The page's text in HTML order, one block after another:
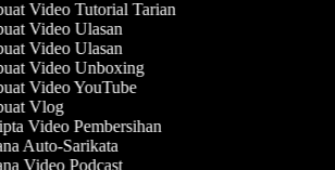
Video Tutorial Tarian
Video Ulasan
Video Ulasan
Video Unboxing
Video YouTube
Vlog
Video Pembersihan
Auto-Sarikata
Video Podcast